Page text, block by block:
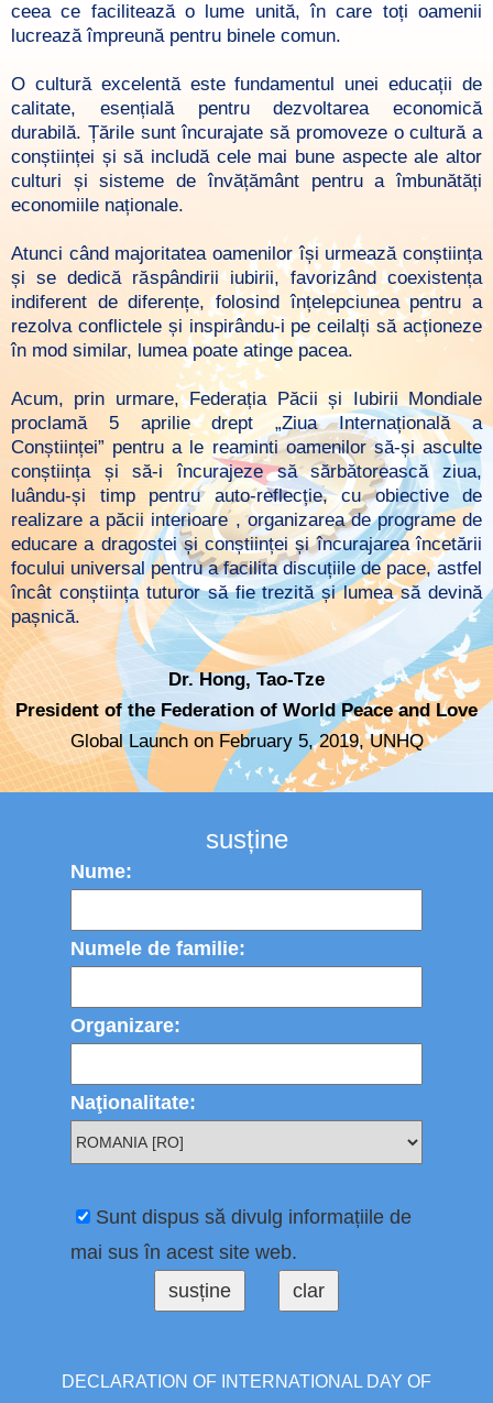
ceea ce facilitează o lume unită, în care toți oamenii
lucrează împreună pentru binele comun.
O cultură excelentă este fundamentul unei educații de
calitate, esențială pentru dezvoltarea economică
durabilă. Țările sunt încurajate să promoveze o cultură a
conștiinței și să includă cele mai bune aspecte ale altor
culturi și sisteme de învățământ pentru a îmbunătăți
economiile naționale.
Atunci când majoritatea oamenilor își urmează conștiința
și se dedică răspândirii iubirii, favorizând coexistența
indiferent de diferențe, folosind înțelepciunea pentru a
rezolva conflictele și inspirându-i pe ceilalți să acționeze
în mod similar, lumea poate atinge pacea.
Acum, prin urmare, Federația Păcii și Iubirii Mondiale
proclamă 5 aprilie drept „Ziua Internațională a
Conștiinței” pentru a le reaminti oamenilor să-și asculte
conștiința și să-i încurajeze să sărbătorească ziua,
luându-și timp pentru auto-reflecție, cu obiective de
realizare a păcii interioare , organizarea de programe de
educare a dragostei și conștiinței și încurajarea încetării
focului universal pentru a facilita discuțiile de pace, astfel
încât conștiința tuturor să fie trezită și lumea să devină
pașnică.
Dr. Hong, Tao-Tze
President of the Federation of World Peace and Love
Global Launch on February 5, 2019, UNHQ
susține
Nume:
Numele de familie:
Organizare:
Naţionalitate:
Sunt dispus să divulg informațiile de
mai sus în acest site web.
DECLARATION OF INTERNATIONAL DAY OF